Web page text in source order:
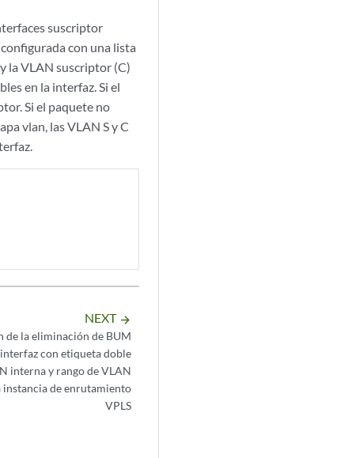
suscriptor
con una lista
la VLAN suscriptor (C)
en la interfaz. Si el
Si el paquete no
vlan, las VLAN S y C
NEXT arrow_forward
de la eliminación de BUM
con etiqueta doble
interna y rango de VLAN
instancia de enrutamiento
VPLS